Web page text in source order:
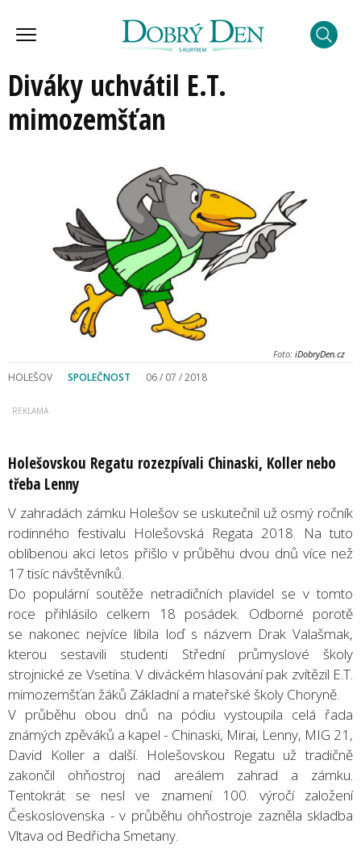
Diváky uchvátil E.T.
mimozemšťan
Foto: iDobryDen.cz
HOLEŠOV SPOLEČNOST 06 / 07 / 2018
Holešovskou Regatu rozezpívali Chinaski, Koller nebo
třeba Lenny
V zahradách zámku Holešov se uskutečnil už osmý ročník
rodinného festivalu Holešovská Regata 2018. Na tuto
oblíbenou akci letos přišlo v průběhu dvou dnů více než
17 tisíc návštěvníků.
Do populární soutěže netradičních plavidel se v tomto
roce přihlásilo celkem 18 posádek. Odborné porotě
se nakonec nejvíce líbila loď s názvem Drak Valašmak,
kterou sestavili studenti Střední průmyslové školy
strojnické ze Vsetína. V diváckém hlasování pak zvítězil E.T.
mimozemšťan žáků Základní a mateřské školy Choryně.
V průběhu obou dnů na pódiu vystoupila celá řada
známých zpěváků a kapel - Chinaski, Mirai, Lenny, MIG 21,
David Koller a další. Holešovskou Regatu už tradičně
zakončil ohňostroj nad areálem zahrad a zámku.
Tentokrát se nesl ve znamení 100. výročí založení
Československa - v průběhu ohňostroje zazněla skladba
Vltava od Bedřicha Smetany.